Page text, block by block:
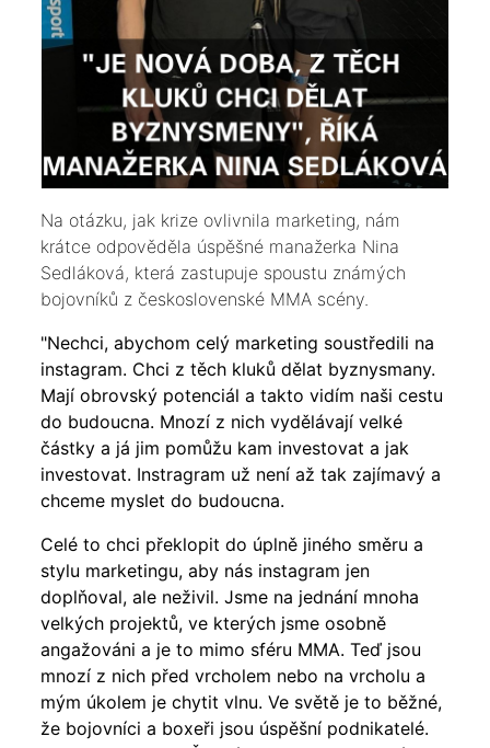
Na otázku, jak krize ovlivnila marketing, nám
krátce odpověděla úspěšné manažerka Nina
Sedláková, která zastupuje spoustu známých
bojovníků z československé MMA scény.
"Nechci, abychom celý marketing soustředili na
instagram. Chci z těch kluků dělat byznysmany.
Mají obrovský potenciál a takto vidím naši cestu
do budoucna. Mnozí z nich vydělávají velké
částky a já jim pomůžu kam investovat a jak
investovat. Instragram už není až tak zajímavý a
chceme myslet do budoucna.
Celé to chci překlopit do úplně jiného směru a
stylu marketingu, aby nás instagram jen
doplňoval, ale neživil. Jsme na jednání mnoha
velkých projektů, ve kterých jsme osobně
angažováni a je to mimo sféru MMA. Teď jsou
mnozí z nich před vrcholem nebo na vrcholu a
mým úkolem je chytit vlnu. Ve světě je to běžné,
že bojovníci a boxeři jsou úspěšní podnikatelé.